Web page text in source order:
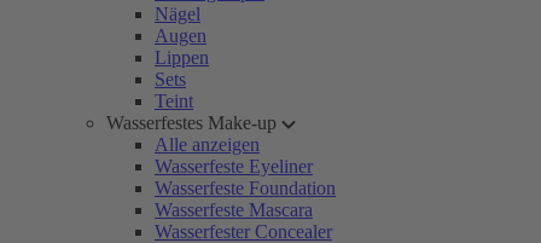
Nägel
Augen
Lippen
Sets
Teint
Wasserfestes Make-up
Alle anzeigen
Wasserfeste Eyeliner
Wasserfeste Foundation
Wasserfeste Mascara
Wasserfester Concealer